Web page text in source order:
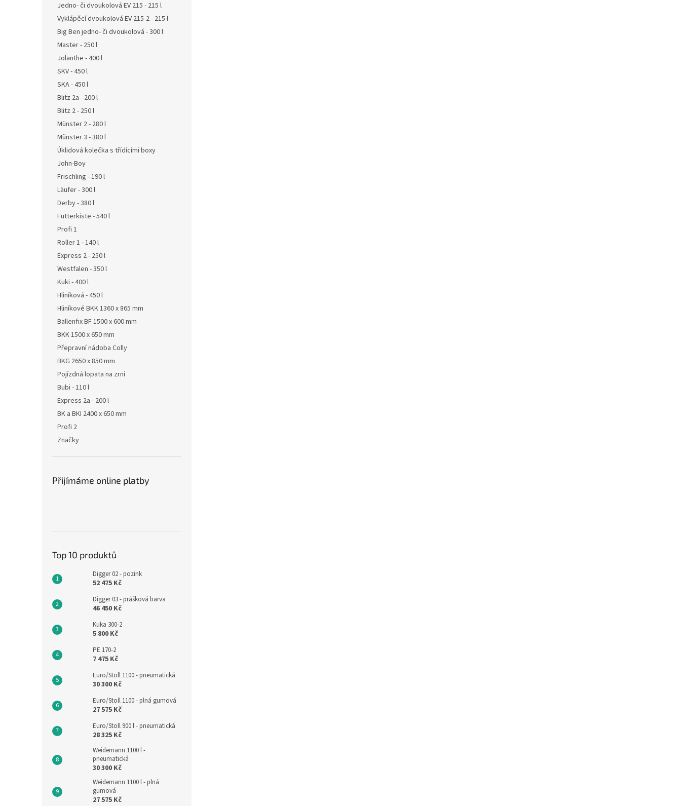
Jedno- či dvoukolová EV 215 - 215 l
Vyklápěcí dvoukolová EV 215-2 - 215 l
Big Ben jedno- či dvoukolová - 300 l
Master - 250 l
Jolanthe - 400 l
SKV - 450 l
SKA - 450 l
Blitz 2a - 200 l
Blitz 2 - 250 l
Münster 2 - 280 l
Münster 3 - 380 l
Úklidová kolečka s třídícími boxy
John-Boy
Frischling - 190 l
Läufer - 300 l
Derby - 380 l
Futterkiste - 540 l
Profi 1
Roller 1 - 140 l
Express 2 - 250 l
Westfalen - 350 l
Kuki - 400 l
Hliníková - 450 l
Hliníkové BKK 1360 x 865 mm
Ballenfix BF 1500 x 600 mm
BKK 1500 x 650 mm
Přepravní nádoba Colly
BKG 2650 x 850 mm
Pojízdná lopata na zrní
Bubi - 110 l
Express 2a - 200 l
BK a BKI 2400 x 650 mm
Profi 2
Značky
Přijímáme online platby
Top 10 produktů
Digger 02 - pozink
52 475 Kč
Digger 03 - prášková barva
46 450 Kč
Kuka 300-2
5 800 Kč
PE 170-2
7 475 Kč
Euro/Stoll 1100 - pneumatická
30 300 Kč
Euro/Stoll 1100 - plná gumová
27 575 Kč
Euro/Stoll 900 l - pneumatická
28 325 Kč
Weidemann 1100 l -
pneumatická
30 300 Kč
Weidemann 1100 l - plná
gumová
27 575 Kč